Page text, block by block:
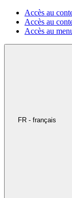
Accès au
Accès au
Accès au
FR - français